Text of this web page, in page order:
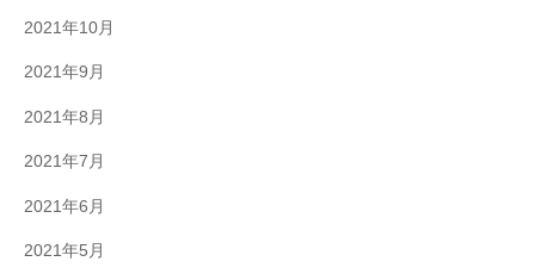
2021年10月
2021年9月
2021年8月
2021年7月
2021年6月
2021年5月